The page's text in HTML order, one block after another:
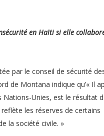
en Haïti si elle
par le conseil de sécurité
de Montana indique qu’« Il
Nations-Unies, est le résultat
les réserves de certains
la société civile. »